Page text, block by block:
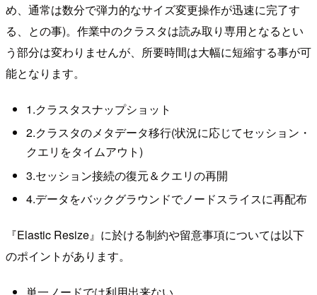
め、通常は数分で弾力的なサイズ変更操作が迅速に完了す
る、との事)。作業中のクラスタは読み取り専用となるとい
う部分は変わりませんが、所要時間は大幅に短縮する事が可
能となります。
1.クラスタスナップショット
2.クラスタのメタデータ移行(状況に応じてセッション・
クエリをタイムアウト)
3.セッション接続の復元＆クエリの再開
4.データをバックグラウンドでノードスライスに再配布
『Elastic Resize』に於ける制約や留意事項については以下
のポイントがあります。